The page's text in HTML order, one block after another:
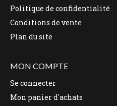
Politique de confidentialité
Conditions de vente
Plan du site
MON COMPTE
Se connecter
Mon panier d'achats